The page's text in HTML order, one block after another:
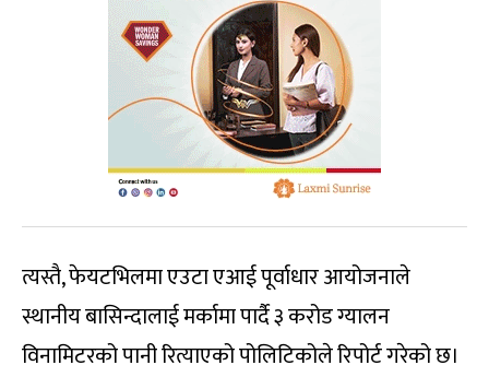
त्यस्तै, फेयटभिलमा एउटा एआई पूर्वाधार आयोजनाले
स्थानीय बासिन्दालाई मर्कामा पार्दै ३ करोड ग्यालन
विनामिटरको पानी रित्याएको पोलिटिकोले रिपोर्ट गरेको छ।